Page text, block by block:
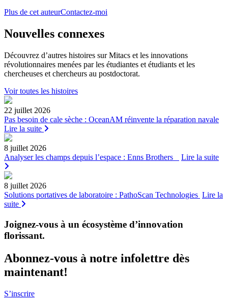
Plus de cet auteurContactez-moi
Nouvelles connexes
Découvrez d’autres histoires sur Mitacs et les innovations
révolutionnaires menées par les étudiantes et étudiants et les
chercheuses et chercheurs au postdoctorat.
Voir toutes les histoires
22 juillet 2026
Pas besoin de cale sèche : OceanAM réinvente la réparation navale
Lire la suite
8 juillet 2026
Analyser les champs depuis l’espace : Enns Brothers
Lire la suite
8 juillet 2026
Solutions portatives de laboratoire : PathoScan Technologies Lire la
suite
Joignez-vous à un écosystème d’innovation
florissant.
Abonnez-vous à notre infolettre dès
maintenant!
S’inscrire